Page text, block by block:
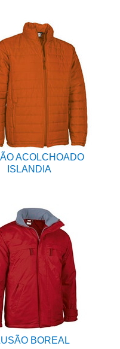
ACOLCHOADO
ISLANDIA
BOREAL